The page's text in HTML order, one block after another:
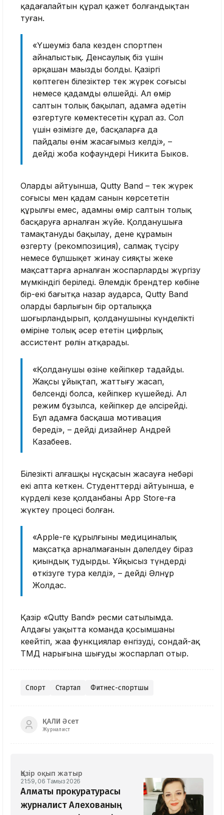
қадағалайтын құрал қажет болғандықтан
туған.
«Үшеуміз бала кезден спортпен
айналыстық. Денсаулық біз үшін
әрқашан маңызды болды. Қазіргі
көптеген білезіктер тек жүрек соғысы
немесе қадамды өлшейді. Ал өмір
салтын толық бақылап, адамға әдетін
өзгертуге көмектесетін құрал аз. Сол
үшін өзімізге де, басқаларға да
пайдалы өнім жасағымыз келді», –
дейді жоба кофаундері Никита Быков.
Олардың айтуынша, Qutty Band – тек жүрек
соғысы мен қадам санын көрсететін
құрылғы емес, адамның өмір салтын толық
басқаруға арналған жүйе. Қолданушыға
тамақтануды бақылау, дене құрамын
өзгерту (рекомпозиция), салмақ түсіру
немесе бұлшықет жинау сияқты жеке
мақсаттарға арналған жоспарларды жүргізу
мүмкіндігі беріледі. Әлемдік брендтер көбіне
бір-екі бағытқа назар аударса, Qutty Band
олардың барлығын бір орталыққа
шоғырландырып, қолданушының күнделікті
өміріне толық әсер ететін цифрлық
ассистент рөлін атқарады.
«Қолданушы өзіне кейіпкер таңдайды.
Жақсы ұйықтап, жаттығу жасап,
белсенді болса, кейіпкер күшейеді. Ал
режим бұзылса, кейіпкер де әлсірейді.
Бұл адамға басқаша мотивация
береді», – дейді дизайнер Андрей
Казабеев.
Білезіктің алғашқы нұсқасын жасауға небәрі
екі апта кеткен. Студенттердің айтуынша, ең
күрделі кезең қолданбаны App Store-ға
жүктеу процесі болған.
«Apple-ге құрылғының медициналық
мақсатқа арналмағанын дәлелдеу біраз
қиындық тудырды. Ұйқысыз түндерді
өткізуге тура келді», – дейді Әлнұр
Жолдас.
Қазір «Qutty Band» ресми сатылымда.
Алдағы уақытта команда қосымшаны
кеңейтіп, жаңа функциялар енгізуді, сондай-ақ
ТМД нарығына шығуды жоспарлап отыр.
Спорт Стартап Фитнес-спортшы
ҚАЛИ Әсет
Журналист
Қазір оқып жатыр
21:59, 06 Тамыз 2026
Алматы прокуратурасы
журналист Алехованың